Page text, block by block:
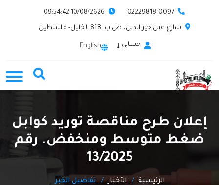
0097 02229818
شارع عين خير الدين، ص.ب. 818 الخليل- فلسطين
حسابي English
إعلان طرح مناقصة توريد كوابل
ضغط متوسط ومنخفض. رقم
13/2025
الرئيسية الأخبار تفاصيل الخبر